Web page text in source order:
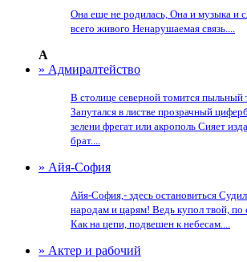
Она еще не родилась, Она и музыка и
всего живого Ненарушаемая связь....
А
» Адмиралтейство
В столице северной томится пыльный
Запутался в листве прозрачный
зелени фрегат или акрополь Сияет
брат....
» Айя-София
Айя-София,- здесь остановиться
народам и царям! Ведь купол твой, по
Как на цепи, подвешен к небесам....
» Актер и рабочий